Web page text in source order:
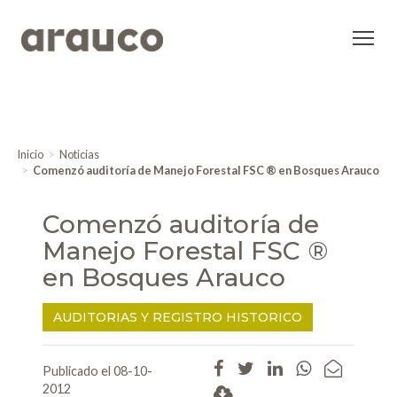
Inicio
Noticias
Comenzó auditoría de Manejo Forestal FSC ® en Bosques Arauco
Comenzó auditoría de
Manejo Forestal FSC ®
en Bosques Arauco
AUDITORIAS Y REGISTRO HISTORICO
Publicado el 08-10-
2012